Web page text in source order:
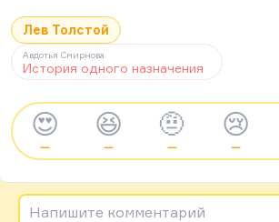
Лев Толстой
Авдотья Смирнова
История одного назначения
😍
—
😆
—
🤨
—
😢
—
Напишите комментарий